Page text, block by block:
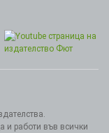
и работи във всички